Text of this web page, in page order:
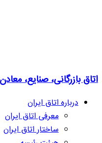
اتاق بازرگانی، صنایع،
درباره اتاق ایران
معرفی اتاق ایران
ساختار اتاق ایران